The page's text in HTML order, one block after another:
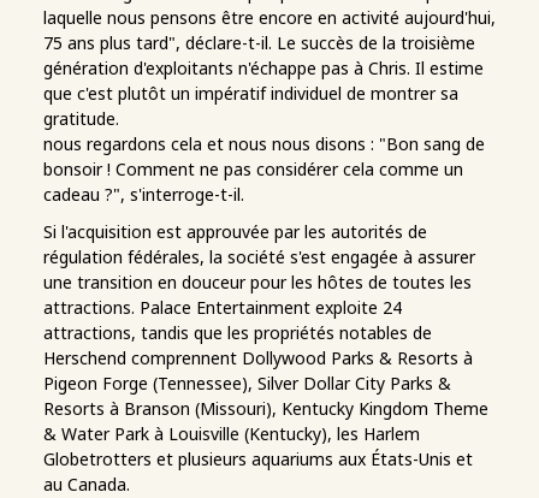
laquelle nous pensons être encore en activité aujourd'hui,
75 ans plus tard", déclare-t-il. Le succès de la troisième
génération d'exploitants n'échappe pas à Chris. Il estime
que c'est plutôt un impératif individuel de montrer sa
gratitude.
nous regardons cela et nous nous disons : "Bon sang de
bonsoir ! Comment ne pas considérer cela comme un
cadeau ?", s'interroge-t-il.
Si l'acquisition est approuvée par les autorités de
régulation fédérales, la société s'est engagée à assurer
une transition en douceur pour les hôtes de toutes les
attractions. Palace Entertainment exploite 24
attractions, tandis que les propriétés notables de
Herschend comprennent Dollywood Parks & Resorts à
Pigeon Forge (Tennessee), Silver Dollar City Parks &
Resorts à Branson (Missouri), Kentucky Kingdom Theme
& Water Park à Louisville (Kentucky), les Harlem
Globetrotters et plusieurs aquariums aux États-Unis et
au Canada.